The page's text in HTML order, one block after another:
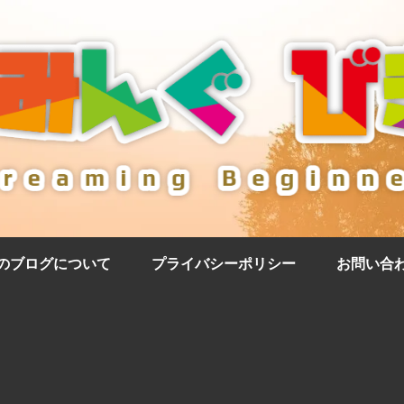
ブログについて プライバシーポリシー お問い合